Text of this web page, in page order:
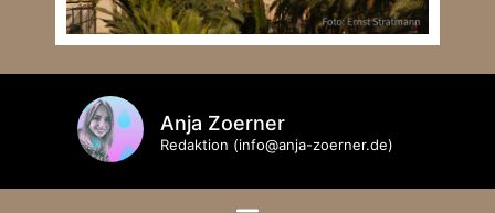
Anja Zoerner
Redaktion (info@anja-zoerner.de)